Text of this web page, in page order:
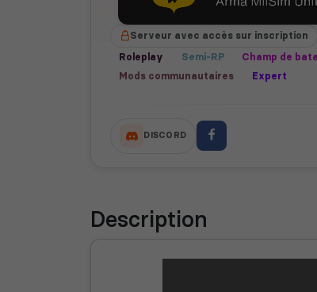
Serveur avec accès sur inscription
Roleplay
Semi-RP Champ de
Mods communautaires
Expert
DISCORD
Description